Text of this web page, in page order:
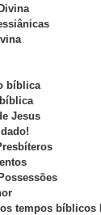
bíblica
Jesus
tempos bíblicos II